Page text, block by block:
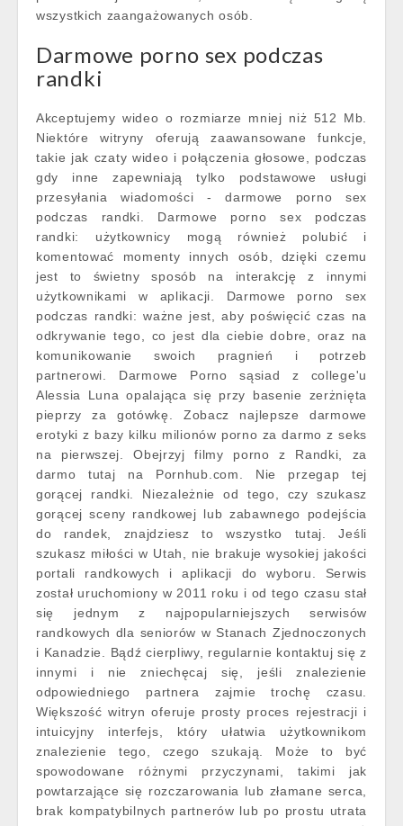
wszystkich zaangażowanych osób.
Darmowe porno sex podczas
randki
Akceptujemy wideo o rozmiarze mniej niż 512 Mb.
Niektóre witryny oferują zaawansowane funkcje,
takie jak czaty wideo i połączenia głosowe, podczas
gdy inne zapewniają tylko podstawowe usługi
przesyłania wiadomości - darmowe porno sex
podczas randki. Darmowe porno sex podczas
randki: użytkownicy mogą również polubić i
komentować momenty innych osób, dzięki czemu
jest to świetny sposób na interakcję z innymi
użytkownikami w aplikacji. Darmowe porno sex
podczas randki: ważne jest, aby poświęcić czas na
odkrywanie tego, co jest dla ciebie dobre, oraz na
komunikowanie swoich pragnień i potrzeb
partnerowi. Darmowe Porno sąsiad z college'u
Alessia Luna opalająca się przy basenie zerżnięta
pieprzy za gotówkę. Zobacz najlepsze darmowe
erotyki z bazy kilku milionów porno za darmo z seks
na pierwszej. Obejrzyj filmy porno z Randki, za
darmo tutaj na Pornhub.com. Nie przegap tej
gorącej randki. Niezależnie od tego, czy szukasz
gorącej sceny randkowej lub zabawnego podejścia
do randek, znajdziesz to wszystko tutaj. Jeśli
szukasz miłości w Utah, nie brakuje wysokiej jakości
portali randkowych i aplikacji do wyboru. Serwis
został uruchomiony w 2011 roku i od tego czasu stał
się jednym z najpopularniejszych serwisów
randkowych dla seniorów w Stanach Zjednoczonych
i Kanadzie. Bądź cierpliwy, regularnie kontaktuj się z
innymi i nie zniechęcaj się, jeśli znalezienie
odpowiedniego partnera zajmie trochę czasu.
Większość witryn oferuje prosty proces rejestracji i
intuicyjny interfejs, który ułatwia użytkownikom
znalezienie tego, czego szukają. Może to być
spowodowane różnymi przyczynami, takimi jak
powtarzające się rozczarowania lub złamane serca,
brak kompatybilnych partnerów lub po prostu utrata